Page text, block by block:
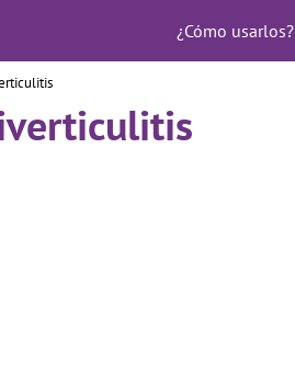
¿Cómo usarlos?